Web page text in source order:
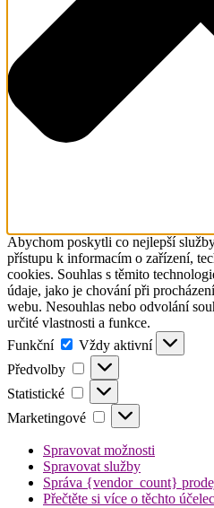
Abychom poskytli co nejlepší
přístupu k informacím o zařízení,
cookies. Souhlas s těmito
údaje, jako je chování při
webu. Nesouhlas nebo odvolání
určité vlastnosti a funkce.
Funkční
Funkční
Vždy aktivní
Předvolby
Předvolby
Statistické Statistické
Marketingové Marketingové
Spravovat možnosti
Spravovat služby
Správa {vendor_count}
Přečtěte si více o těchto